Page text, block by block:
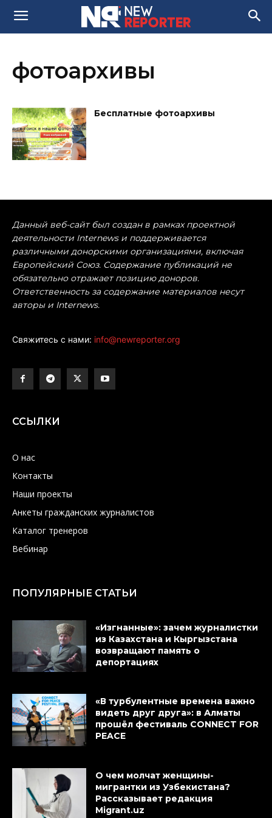
фотоархивы
Бесплатные фотоархивы
Данный веб-сайт был создан в рамках проектной
деятельности Internews и поддерживается
различными донорскими организациями, включая
Европейский Союз. Содержание публикаций не
обязательно отражает позицию доноров.
Ответственность за содержание материалов несут
авторы и Internews.
Свяжитесь с нами: info@newreporter.org
ССЫЛКИ
О нас
Контакты
Наши проекты
Анкеты гражданских журналистов
Каталог тренеров
Вебинар
ПОПУЛЯРНЫЕ СТАТЬИ
«Изгнанные»: зачем журналистки
из Казахстана и Кыргызстана
возвращают память о
депортациях
«В турбулентные времена важно
видеть друг друга»: в Алматы
прошёл фестиваль CONNECT FOR
PEACE
О чем молчат женщины-
мигрантки из Узбекистана?
Рассказывает редакция
Migrant.uz